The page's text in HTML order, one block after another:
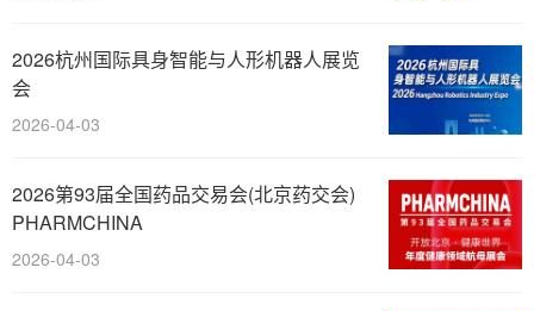
2026杭州国际具身智能与人形机器人展览
会
2026-04-03
2026第93届全国药品交易会(北京药交会)
PHARMCHINA
2026-04-03